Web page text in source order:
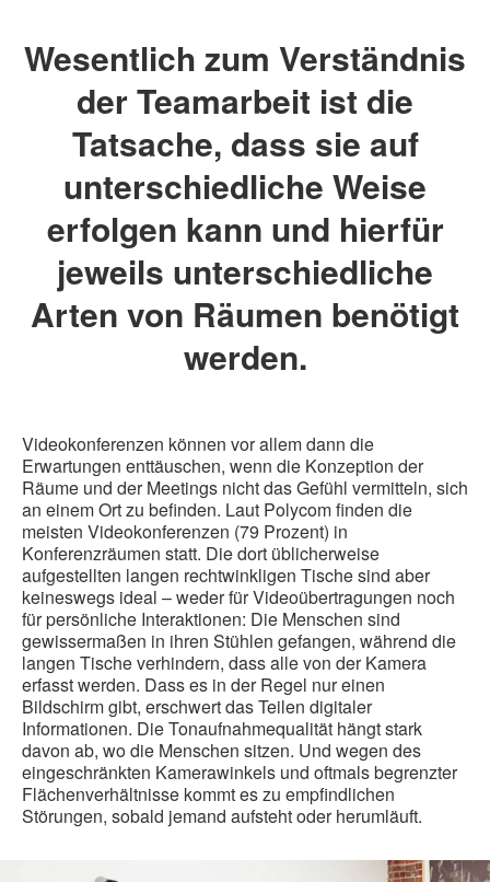
Wesentlich zum Verständnis
der Teamarbeit ist die
Tatsache, dass sie auf
unterschiedliche Weise
erfolgen kann und hierfür
jeweils unterschiedliche
Arten von Räumen benötigt
werden.
Videokonferenzen können vor allem dann die
Erwartungen enttäuschen, wenn die Konzeption der
Räume und der Meetings nicht das Gefühl vermitteln, sich
an einem Ort zu befinden. Laut Polycom finden die
meisten Videokonferenzen (79 Prozent) in
Konferenzräumen statt. Die dort üblicherweise
aufgestellten langen rechtwinkligen Tische sind aber
keineswegs ideal – weder für Videoübertragungen noch
für persönliche Interaktionen: Die Menschen sind
gewissermaßen in ihren Stühlen gefangen, während die
langen Tische verhindern, dass alle von der Kamera
erfasst werden. Dass es in der Regel nur einen
Bildschirm gibt, erschwert das Teilen digitaler
Informationen. Die Tonaufnahmequalität hängt stark
davon ab, wo die Menschen sitzen. Und wegen des
eingeschränkten Kamerawinkels und oftmals begrenzter
Flächenverhältnisse kommt es zu empfindlichen
Störungen, sobald jemand aufsteht oder herumläuft.